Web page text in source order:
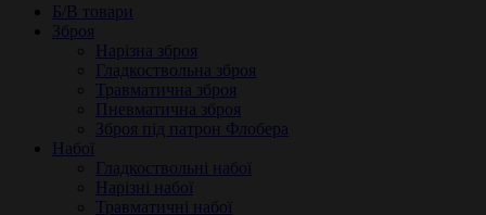
Б/В товари
Зброя
Нарізна зброя
Гладкоствольна зброя
Травматична зброя
Пневматична зброя
Зброя під патрон Флобера
Набої
Гладкоствольні набої
Нарізні набої
Травматичні набої